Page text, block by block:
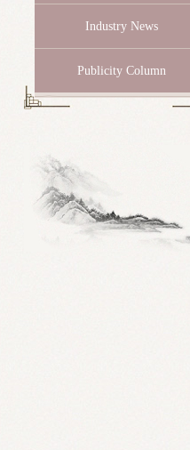
Industry News
Publicity Column